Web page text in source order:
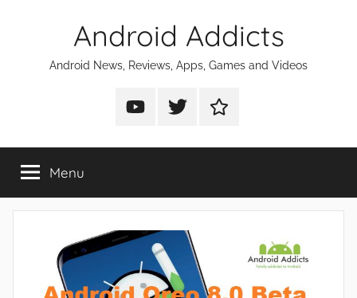
Android Addicts
Android News, Reviews, Apps, Games and Videos
Android
on
Android
on
Android
on
Menu